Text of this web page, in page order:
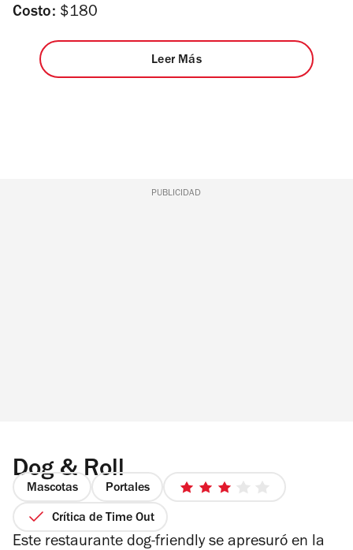
Costo: $180
Leer Más
PUBLICIDAD
Dog & Roll
Mascotas Portales
3
Crítica de Time Out
Este restaurante dog-friendly se apresuró en la